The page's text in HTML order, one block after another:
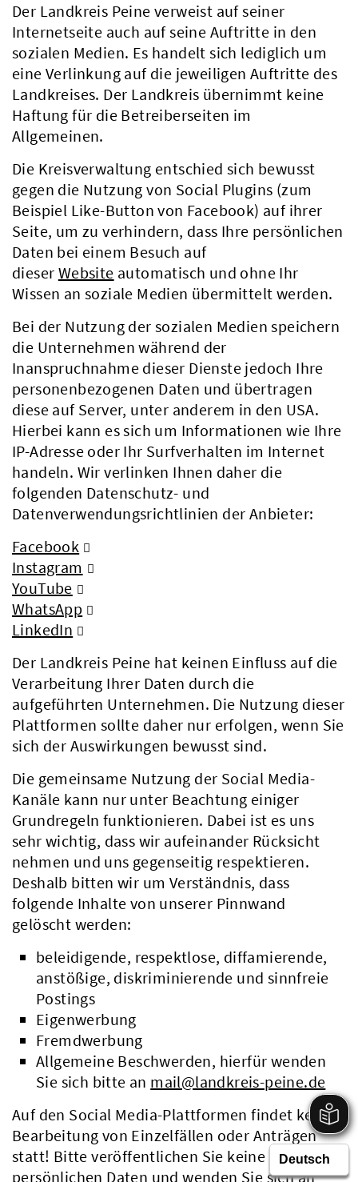
Der Landkreis Peine verweist auf seiner
Internetseite auch auf seine Auftritte in den
sozialen Medien. Es handelt sich lediglich um
eine Verlinkung auf die jeweiligen Auftritte des
Landkreises. Der Landkreis übernimmt keine
Haftung für die Betreiberseiten im
Allgemeinen.
Die Kreisverwaltung entschied sich bewusst
gegen die Nutzung von Social Plugins (zum
Beispiel Like-Button von Facebook) auf ihrer
Seite, um zu verhindern, dass Ihre persönlichen
Daten bei einem Besuch auf
dieser Website automatisch und ohne Ihr
Wissen an soziale Medien übermittelt werden.
Bei der Nutzung der sozialen Medien speichern
die Unternehmen während der
Inanspruchnahme dieser Dienste jedoch Ihre
personenbezogenen Daten und übertragen
diese auf Server, unter anderem in den USA.
Hierbei kann es sich um Informationen wie Ihre
IP-Adresse oder Ihr Surfverhalten im Internet
handeln. Wir verlinken Ihnen daher die
folgenden Datenschutz- und
Datenverwendungsrichtlinien der Anbieter:
Facebook
Instagram
YouTube
WhatsApp
LinkedIn
Der Landkreis Peine hat keinen Einfluss auf die
Verarbeitung Ihrer Daten durch die
aufgeführten Unternehmen. Die Nutzung dieser
Plattformen sollte daher nur erfolgen, wenn Sie
sich der Auswirkungen bewusst sind.
Die gemeinsame Nutzung der Social Media-
Kanäle kann nur unter Beachtung einiger
Grundregeln funktionieren. Dabei ist es uns
sehr wichtig, dass wir aufeinander Rücksicht
nehmen und uns gegenseitig respektieren.
Deshalb bitten wir um Verständnis, dass
folgende Inhalte von unserer Pinnwand
gelöscht werden:
beleidigende, respektlose, diffamierende,
anstößige, diskriminierende und sinnfreie
Postings
Eigenwerbung
Fremdwerbung
Allgemeine Beschwerden, hierfür wenden
Sie sich bitte an mail@landkreis-peine.de
Auf den Social Media-Plattformen findet keine
Bearbeitung von Einzelfällen oder Anträgen
statt! Bitte veröffentlichen Sie keine
persönlichen Daten und wenden Sie sich an